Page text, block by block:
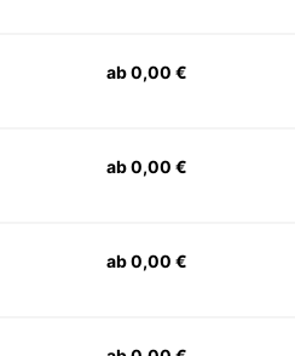
ab 0,00 €
ab 0,00 €
ab 0,00 €